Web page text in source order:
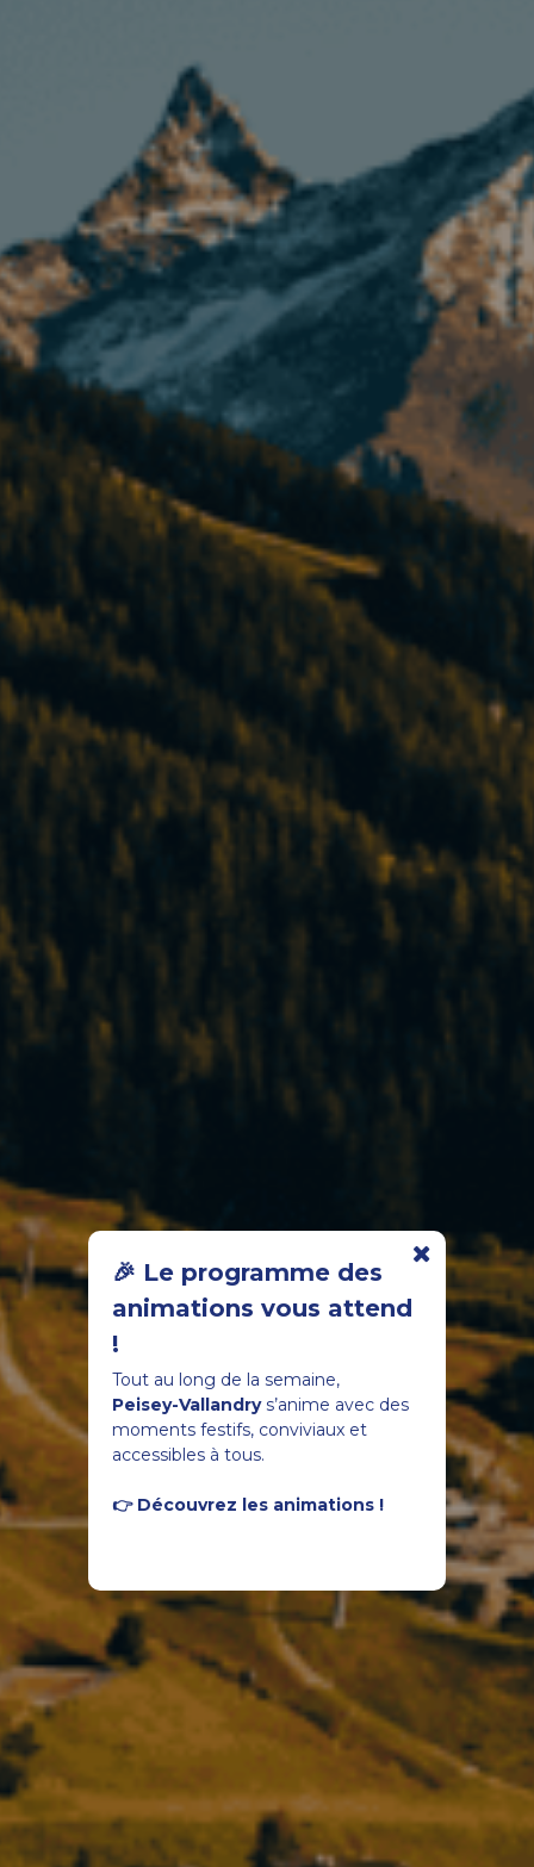
🎉 Le programme des
animations vous attend
!
Tout au long de la semaine,
Peisey-Vallandrys’anime avec des
moments festifs, conviviaux et
accessibles à tous.
👉 Découvrez les animations !